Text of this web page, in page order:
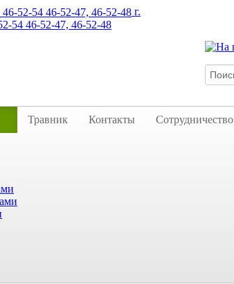
г.
54 46-52-47, 46-52-48
Травник Контакты Сотрудничество